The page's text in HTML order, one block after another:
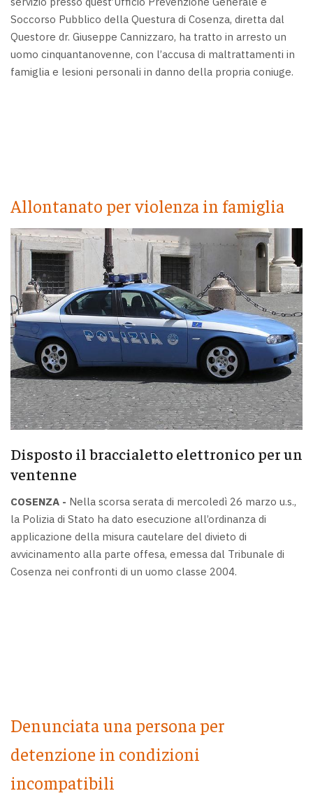
Soccorso Pubblico della Questura di Cosenza, diretta dal
Questore dr. Giuseppe Cannizzaro, ha tratto in arresto un
uomo cinquantanovenne, con l’accusa di maltrattamenti in
famiglia e lesioni personali in danno della propria coniuge.
Allontanato per violenza in famiglia
Disposto il braccialetto elettronico per un
ventenne
COSENZA - Nella scorsa serata di mercoledì 26 marzo u.s.,
la Polizia di Stato ha dato esecuzione all’ordinanza di
applicazione della misura cautelare del divieto di
avvicinamento alla parte offesa, emessa dal Tribunale di
Cosenza nei confronti di un uomo classe 2004.
Denunciata una persona per
detenzione in condizioni
incompatibili